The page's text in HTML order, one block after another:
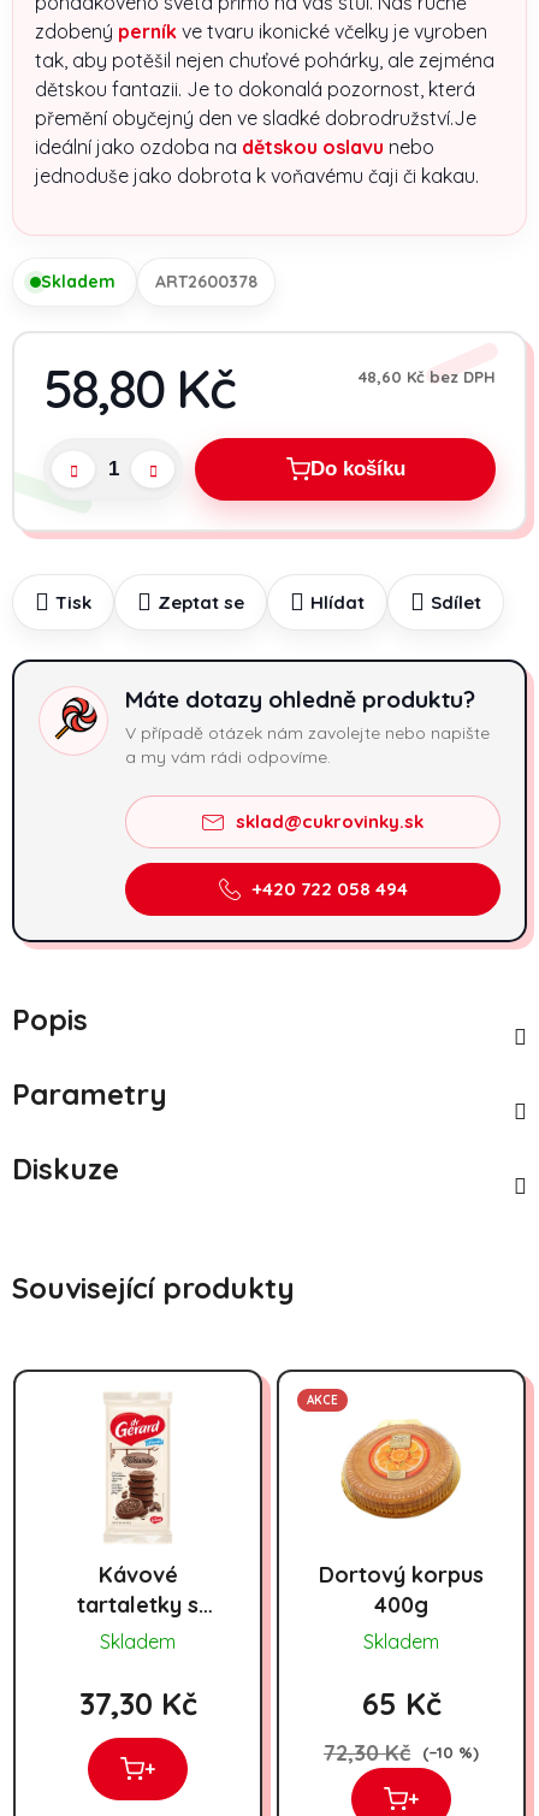
zdobený perník ve tvaru ikonické včelky je vyroben
tak, aby potěšil nejen chuťové pohárky, ale zejména
dětskou fantazii. Je to dokonalá pozornost, která
přemění obyčejný den ve sladké dobrodružství.Je
ideální jako ozdoba na dětskou oslavu nebo
jednoduše jako dobrota k voňavému čaji či kakau.
Skladem ART2600378
58,80 Kč
48,60 Kč bez DPH
Do košíku
Tisk Zeptat se Hlídat Sdílet
Máte dotazy ohledně produktu?
V případě otázek nám zavolejte nebo napište
a my vám rádi odpovíme.
sklad@cukrovinky.sk
+420 722 058 494
Popis
Parametry
Diskuze
Související produkty
Kávové
tartaletky s
praženým
Skladem
37,30 Kč
+
AKCE
Dortový korpus
400g
Skladem
65 Kč
72,30 Kč (–10 %)
+